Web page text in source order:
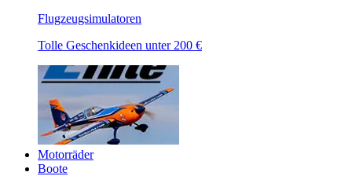
Flugzeugsimulatoren
Tolle Geschenkideen unter 200 €
Motorräder
Boote